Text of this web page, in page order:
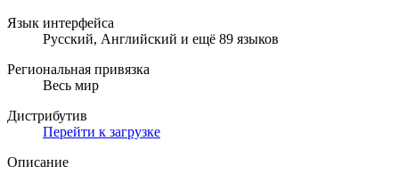
Язык интерфейса
Русский, Английский и ещё 89 языков
Региональная привязка
Весь мир
Дистрибутив
Перейти к загрузке
Описание